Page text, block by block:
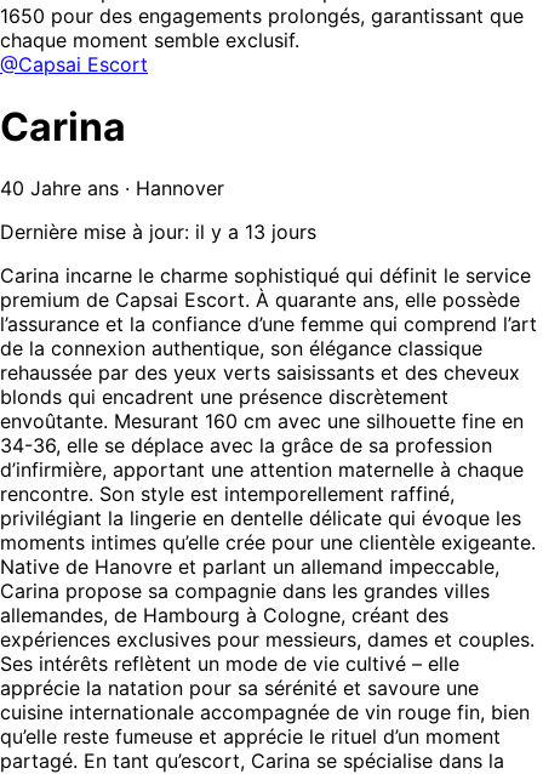
1650 pour des engagements prolongés, garantissant que
chaque moment semble exclusif.
@Capsai Escort
Carina
40 Jahre ans · Hannover
Dernière mise à jour: il y a 13 jours
Carina incarne le charme sophistiqué qui définit le service
premium de Capsai Escort. À quarante ans, elle possède
l’assurance et la confiance d’une femme qui comprend l’art
de la connexion authentique, son élégance classique
rehaussée par des yeux verts saisissants et des cheveux
blonds qui encadrent une présence discrètement
envoûtante. Mesurant 160 cm avec une silhouette fine en
34-36, elle se déplace avec la grâce de sa profession
d’infirmière, apportant une attention maternelle à chaque
rencontre. Son style est intemporellement raffiné,
privilégiant la lingerie en dentelle délicate qui évoque les
moments intimes qu’elle crée pour une clientèle exigeante.
Native de Hanovre et parlant un allemand impeccable,
Carina propose sa compagnie dans les grandes villes
allemandes, de Hambourg à Cologne, créant des
expériences exclusives pour messieurs, dames et couples.
Ses intérêts reflètent un mode de vie cultivé – elle
apprécie la natation pour sa sérénité et savoure une
cuisine internationale accompagnée de vin rouge fin, bien
qu’elle reste fumeuse et apprécie le rituel d’un moment
partagé. En tant qu’escort, Carina se spécialise dans la